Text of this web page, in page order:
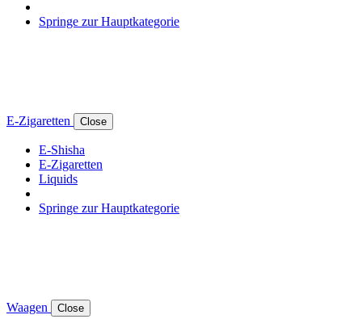
Springe zur Hauptkategorie
E-Zigaretten Close
E-Shisha
E-Zigaretten
Liquids
Springe zur Hauptkategorie
Waagen Close